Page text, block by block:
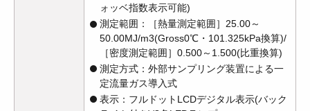
ォッベ指数表示可能)
測定範囲：［熱量測定範囲］25.00～
50.00MJ/m3(Gross0℃・101.325kPa換算)/
［密度測定範囲］0.500～1.500(比重換算)
測定方式：外部サンプリング装置による一
定流量ガス導入式
表示：フルドットLCDデジタル表示(バック